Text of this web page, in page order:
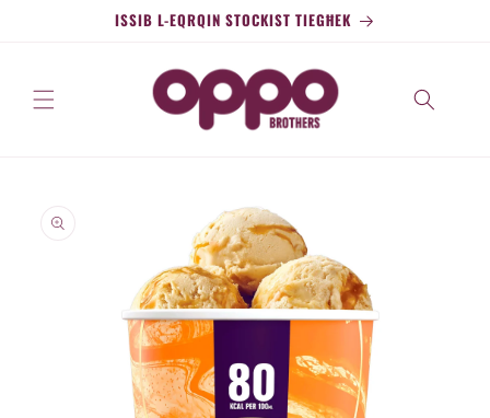
ISSIB L-EQRQIN STOCKIST TIEGĦEK
tal-prodott